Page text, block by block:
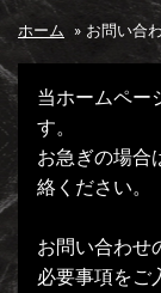
ホーム » お問い合
当ホームペー
す。
お急ぎの場合
絡ください。
お問い合わせ
必要事項をご